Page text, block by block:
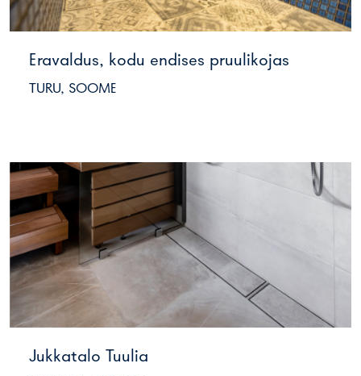
Eravaldus, kodu endises pruulikojas
TURU, SOOME
Jukkatalo Tuulia